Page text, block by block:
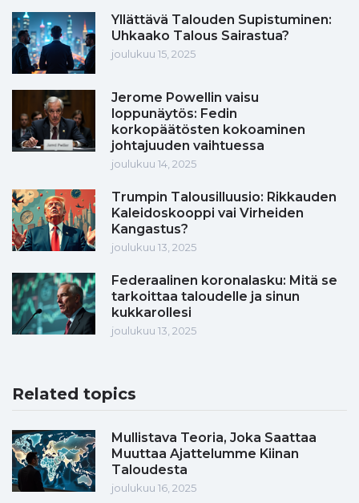
Yllättävä Talouden Supistuminen:
Uhkaako Talous Sairastua?
joulukuu 15, 2025
Jerome Powellin vaisu
loppunäytös: Fedin
korkopäätösten kokoaminen
johtajuuden vaihtuessa
joulukuu 14, 2025
Trumpin Talousilluusio: Rikkauden
Kaleidoskooppi vai Virheiden
Kangastus?
joulukuu 13, 2025
Federaalinen koronalasku: Mitä se
tarkoittaa taloudelle ja sinun
kukkarollesi
joulukuu 13, 2025
Related topics
Mullistava Teoria, Joka Saattaa
Muuttaa Ajattelumme Kiinan
Taloudesta
joulukuu 16, 2025